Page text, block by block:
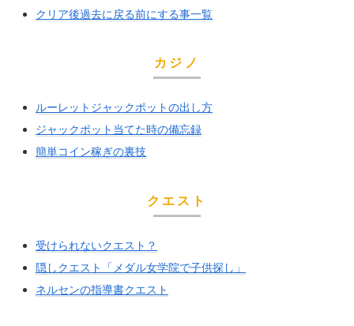
クリア後過去に戻る前にする事一覧
カジノ
ルーレットジャックポットの出し方
ジャックポット当てた時の備忘録
簡単コイン稼ぎの裏技
クエスト
受けられないクエスト？
隠しクエスト「メダル女学院で子供探し」
ネルセンの指導書クエスト